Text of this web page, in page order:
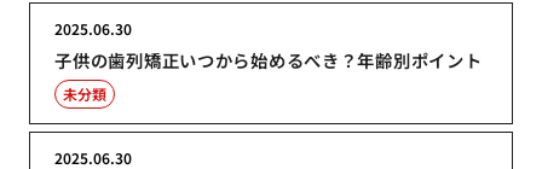
子供の歯列矯正いつから始めるべき？年齢別ポイント
2025.06.30
未分類
2025.06.30